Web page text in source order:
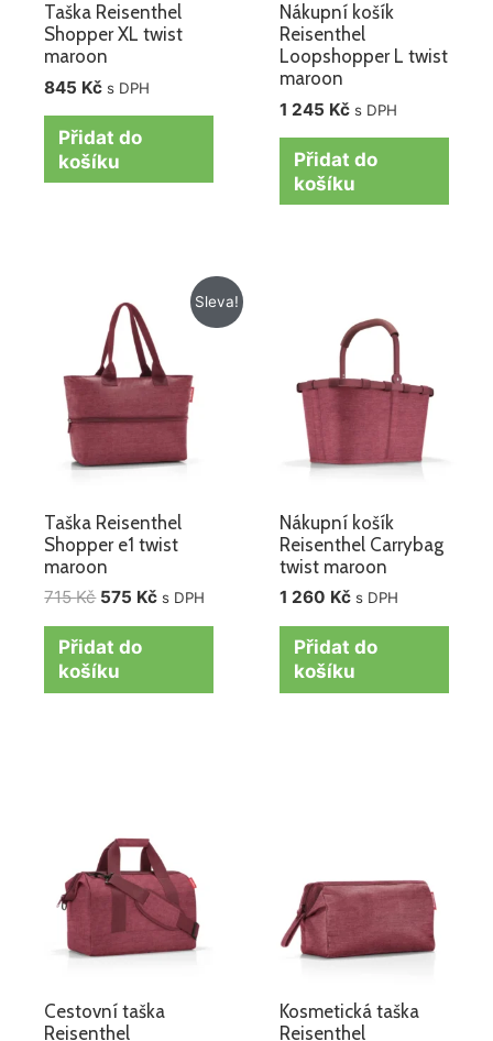
Taška Reisenthel
Shopper XL twist
maroon
845 Kč s DPH
Přidat do
košíku
Nákupní košík
Reisenthel
Loopshopper L twist
maroon
1 245 Kč s DPH
Přidat do
košíku
Sleva!
Taška Reisenthel
Shopper e1 twist
maroon
715Kč
cena
byla:
715 Kč.
575 Kč
Aktuální
cena
575 Kč.
s DPH
Přidat do
košíku
Nákupní košík
Reisenthel Carrybag
twist maroon
1 260 Kč s DPH
Přidat do
košíku
Cestovní taška
Reisenthel
Kosmetická taška
Reisenthel